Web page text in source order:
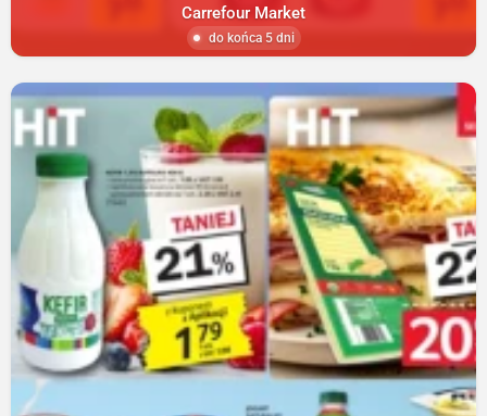
Carrefour Market
do końca 5 dni